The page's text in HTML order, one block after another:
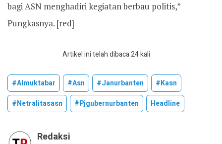
bagi ASN menghadiri kegiatan berbau politis,”
Pungkasnya. [red]
Artikel ini telah dibaca 24 kali
#almuktabar #asn #janurbanten
#kasn
#netralitasasn
#pjgubernurbanten Headline
Redaksi